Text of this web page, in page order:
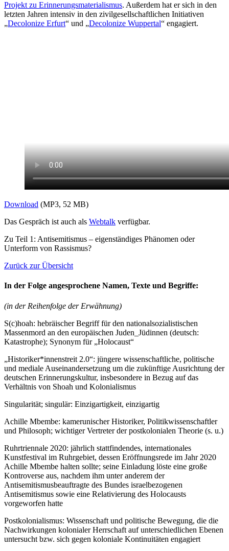
Projekt zu Erinnerungsmaterialismus. Außerdem hat er sich in den
letzten Jahren intensiv in den zivilgesellschaftlichen Initiativen
„Decolonize Erfurt“ und „Decolonize Wuppertal“ engagiert.
Download (MP3, 52 MB)
Das Gespräch ist auch als Webtalk verfügbar.
Zu Teil 1: Antisemitismus – eigenständiges Phänomen oder
Unterform von Rassismus?
Zurück zur Übersicht
In der Folge angesprochene Namen, Texte und Begriffe:
(in der Reihenfolge der Erwähnung)
S(c)hoah: hebräischer Begriff für den nationalsozialistischen
Massenmord an den europäischen Juden_Jüdinnen (deutsch:
Katastrophe); Synonym für „Holocaust“
„Historiker*innenstreit 2.0“: jüngere wissenschaftliche, politische
und mediale Auseinandersetzung um die zukünftige Ausrichtung der
deutschen Erinnerungskultur, insbesondere in Bezug auf das
Verhältnis von Shoah und Kolonialismus
Singularität; singulär: Einzigartigkeit, einzigartig
Achille Mbembe: kamerunischer Historiker, Politikwissenschaftler
und Philosoph; wichtiger Vertreter der postkolonialen Theorie (s. u.)
Ruhrtriennale 2020: jährlich stattfindendes, internationales
Kunstfestival im Ruhrgebiet, dessen Eröffnungsrede im Jahr 2020
Achille Mbembe halten sollte; seine Einladung löste eine große
Kontroverse aus, nachdem ihm unter anderem der
Antisemitismusbeauftragte des Bundes israelbezogenen
Antisemitismus sowie eine Relativierung des Holocausts
vorgeworfen hatte
Postkolonialismus: Wissenschaft und politische Bewegung, die die
Nachwirkungen kolonialer Herrschaft auf unterschiedlichen Ebenen
untersucht bzw. sich gegen koloniale Kontinuitäten engagiert